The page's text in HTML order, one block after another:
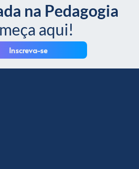
na Pedagogia
aqui!
Inscreva-se